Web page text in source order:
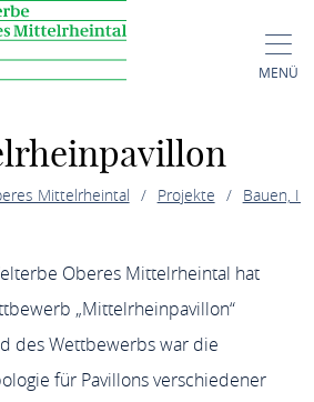
MENÜ
Mittelrheintal Projekte
Bauen,
Oberes Mittelrheintal hat
„Mittelrheinpavillon“
des Wettbewerbs war die
für Pavillons verschiedener